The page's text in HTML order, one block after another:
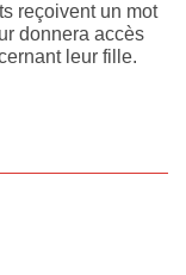
reçoivent un mot
donnera accès
leur fille.